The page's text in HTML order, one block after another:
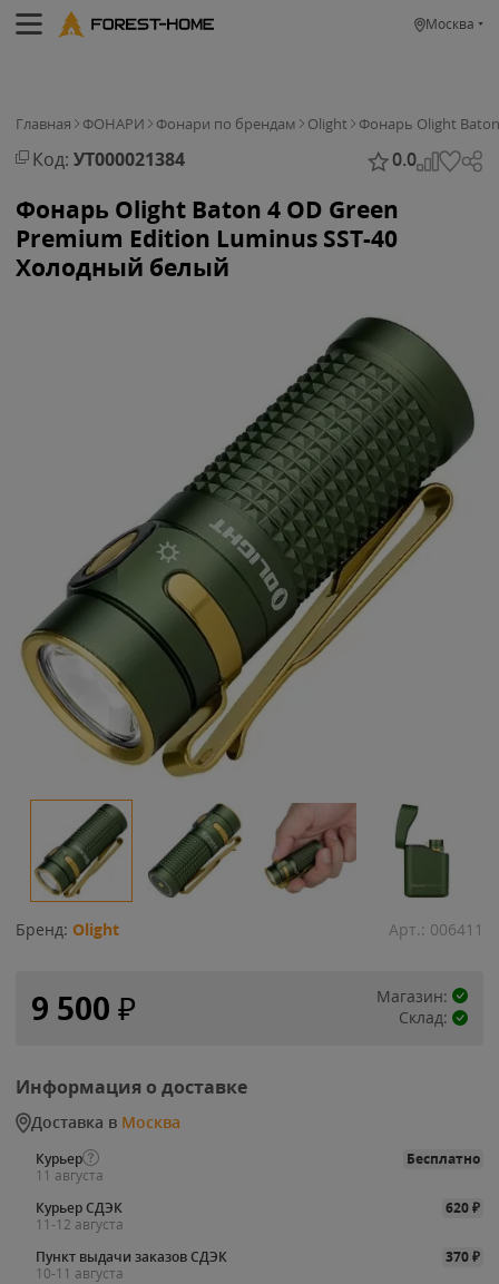
Москва
Главная ФОНАРИ Фонари по брендам Olight Фонарь Olight
Код: УТ000021384 0.0
Фонарь Olight Baton 4 OD Green
Premium Edition Luminus SST-40
Холодный белый
Бренд: Olight Арт.: 006411
9 500 ₽
Магазин:
Склад:
Информация о доставке
Доставка в Москва
Курьер
Бесплатно
11 августа
Курьер СДЭК
620₽
11-12 августа
Пункт выдачи заказов СДЭК
370₽
10-11 августа